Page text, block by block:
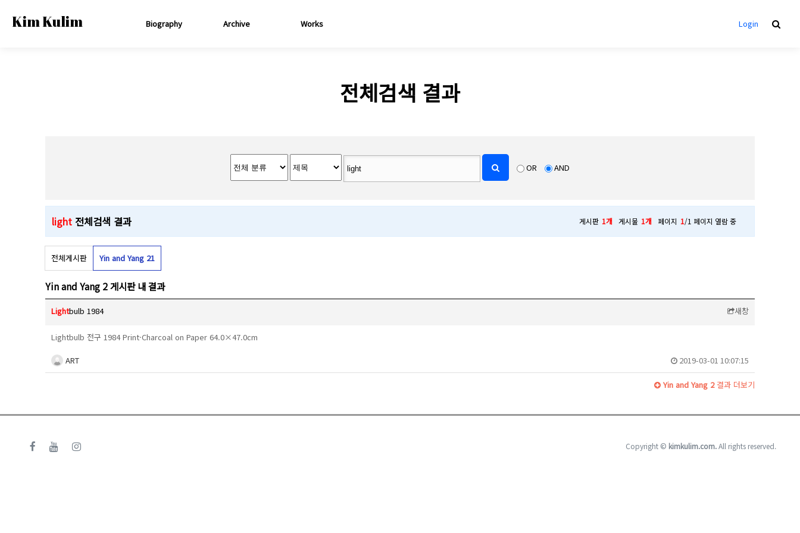
Kim Kulim Login
Biography Archive Works
전체검색 결과
OR AND
light 전체검색 결과 게시판 1개 게시물 1개 페이지 1/1 페이지 열람 중
전체게시판 Yin and Yang 21
Yin and Yang 2 게시판 내 결과
Lightbulb 1984 새창
Lightbulb 전구 1984 Print·Charcoal on Paper 64.0×47.0cm
ART 2019-03-01 10:07:15
Yin and Yang 2결과 더보기
Copyright © kimkulim.com.All rights reserved.